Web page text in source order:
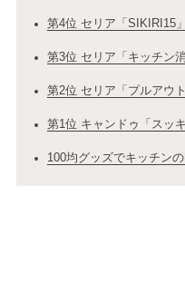
第4位 セリア「SIKIRI15」
第3位 セリア「キッチン
第2位 セリア「プルアウ
第1位 キャンドゥ「スッ
100均グッズでキッチン